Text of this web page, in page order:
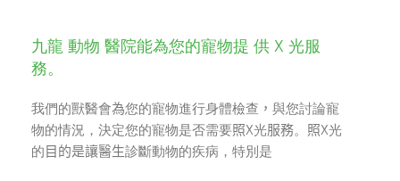
九龍 動物 醫院能為您的寵物提 供 X 光服
務。
我們的獸醫會為您的寵物進行身體檢查 ， 與您討論寵
物的情況，決定您的寵物是否需要照X光服務。 照X光
的 目的是讓醫生診斷動物的疾病，特別是